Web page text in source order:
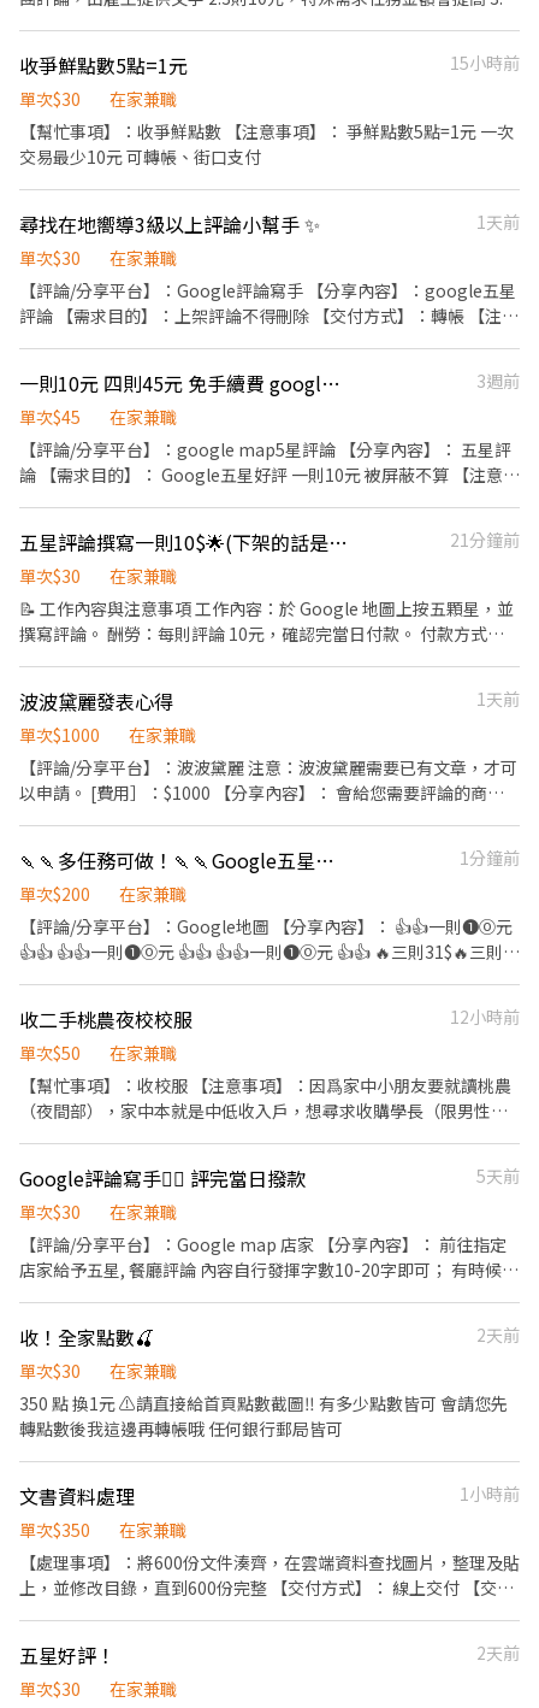
會賺到什麼大錢，一個月多個幾百還是有的 加入進來，請三思，不
要進來才覺得跟你想的不一樣
收爭鮮點數5點=1元
15小時前
單次$30
在家兼職
【幫忙事項】：收爭鮮點數 【注意事項】： 爭鮮點數5點=1元 一次
交易最少10元 可轉帳、街口支付
尋找在地嚮導3級以上評論小幫手 ✨
1天前
單次$30
在家兼職
【評論/分享平台】：Google評論寫手 【分享內容】：google五星
評論 【需求目的】：上架評論不得刪除 【交付方式】：轉帳 【注意
應徵此工作。 4.google評論永久不得刪評，保密商家資訊。 5.細節
部分可以直接私訊，我們將詳細說明。 6.評論內容及照片統一提
供，僅需複製貼上。 7. 帳號一組 8.目前需求3名評論員，如未即時
回覆可能會請您延後評論！（審核訊息眾多，會主動聯繫符合資格
者） 9.一律於確認有效評論後轉帳支付費用。 *符合資格者請截圖此
業》
一則10元 四則45元 免手續費 google5星評論
3週前
單次$45
在家兼職
【評論/分享平台】：google map5星評論 【分享內容】： 五星評
論 【需求目的】： Google五星好評 一則10元 被屏蔽不算 【注意事
則45元！
五星評論撰寫一則10$🌟(下架的話是在編輯）
21分鐘前
單次$30
在家兼職
📝 工作內容與注意事項 工作內容：於 Google 地圖上按五顆星，並
撰寫評論。 酬勞：每則評論 10元，確認完當日付款。 付款方式：
功。
波波黛麗發表心得
1天前
單次$1000
在家兼職
【評論/分享平台】：波波黛麗 注意：波波黛麗需要已有文章，才可
以申請。 [費用］：$1000 【分享內容】： 會給您需要評論的商家
商家保密 * 3.評論完請提供鏈接回傳
🍡🍡多任務可做！🍡🍡Google五星寫手✍️
1分鐘前
單次$200
在家兼職
【評論/分享平台】：Google地圖 【分享內容】： 👍👍一則❶⓪元
👍👍 👍👍一則❶⓪元 👍👍 👍👍一則❶⓪元 👍👍 🔥三則31$🔥三則
中信銀行、郵局、台新、上海（擇一） 其他銀行需手續費10！ ⚠️嚴
禁隨意刪除評論！！！⚠️嚴禁隨意刪除評論！！！ ❗️❗️注意事項❗️❗️ ·
用無痕模式未登入狀態確認，有看到評論才算成功，或傳分享連結
給我確認 ·不是評了就一定會成功，謝謝 應徵及詢問前請先確認以
收二手桃農夜校校服
12小時前
單次$50
在家兼職
【幫忙事項】：收校服 【注意事項】：因爲家中小朋友要就讀桃農
（夜間部），家中本就是中低收入戶，想尋求收購學長（限男性）
Google評論寫手✍🏻 評完當日撥款
5天前
單次$30
在家兼職
【評論/分享平台】：Google map 店家 【分享內容】： 前往指定
店家給予五星, 餐廳評論 內容自行發揮字數10-20字即可； 有時候會
回 【警告事項】：全程保密、前後一週沒有評論過 關定位
收！全家點數🍒
2天前
單次$30
在家兼職
350 點 換1元 ⚠️請直接給首頁點數截圖‼️ 有多少點數皆可 會請您先
轉點數後我這邊再轉帳哦 任何銀行郵局皆可
文書資料處理
1小時前
單次$350
在家兼職
【處理事項】：將600份文件湊齊，在雲端資料查找圖片，整理及貼
上，並修改目錄，直到600份完整 【交付方式】： 線上交付 【交付
五星好評！
2天前
單次$30
在家兼職